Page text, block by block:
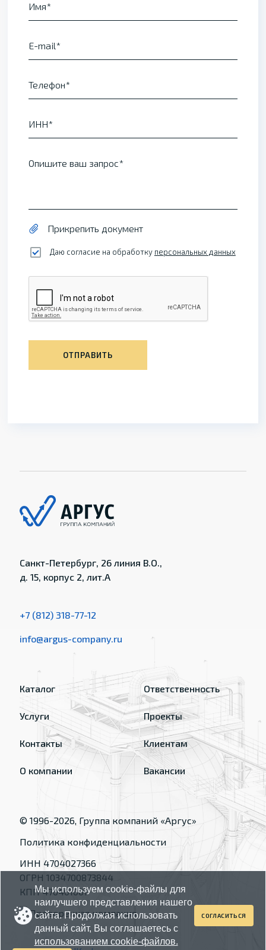
Имя
E-mail
Телефон
ИНН
Опишите ваш запрос
Прикрепить документ
Даю согласие на обработку персональных данных
ОТПРАВИТЬ
Санкт-Петербург, 26 линия В.О.,
д. 15, корпус 2, лит.А
+7 (812) 318-77-12
info@argus-company.ru
Каталог
Услуги
Контакты
О компании
Ответственность
Проекты
Клиентам
Вакансии
© 1996-2026, Группа компаний «Аргус»
Политика конфиденциальности
ИНН 4704027366
ОГРН 1034700873844
КПП 470401001
Мы используем cookie-файлы для
наилучшего представления нашего
сайта. Продолжая использовать
данный сайт, Вы соглашаетесь с
использованием cookie-файлов.
СОГЛАСИТЬСЯ